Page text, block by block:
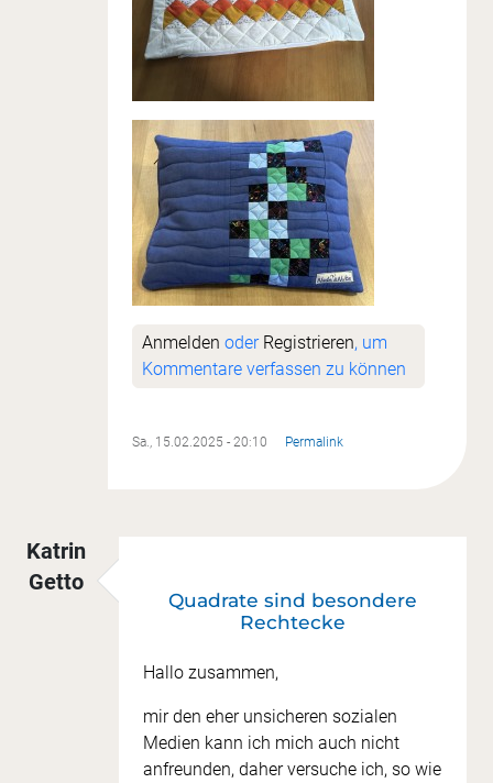
Anmelden oder Registrieren, um
Kommentare verfassen zu können
Sa., 15.02.2025 - 20:10 Permalink
Katrin
Getto
Quadrate sind besondere
Rechtecke
Hallo zusammen,
mir den eher unsicheren sozialen
Medien kann ich mich auch nicht
anfreunden, daher versuche ich, so wie